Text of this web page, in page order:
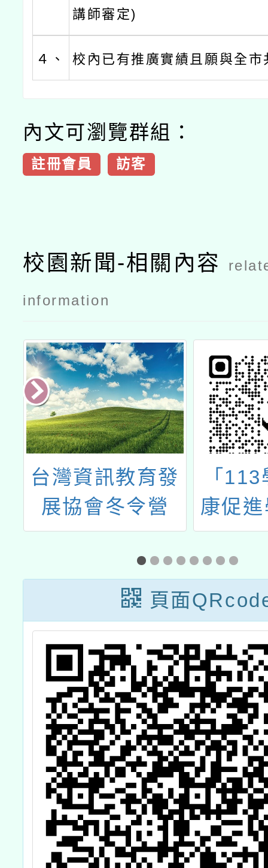
講師審定)
４、 校內已有推廣實績且願與全市
內文可瀏覽群組：
註冊會員 訪客
校園新聞-相關內容
information
台灣資訊教育發
展協會冬令營
「
康促
－『全
正確用
中心
有獎
至
頁面